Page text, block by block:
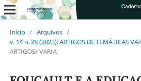
Início / Arquivos /
v. 14 n. 28 (2023): ARTIGOS DE TEMÁTICAS
ARTIGOS/ VARIA